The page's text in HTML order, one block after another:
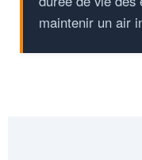
maintenir un air